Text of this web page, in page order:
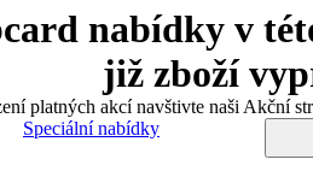
nabídky v
již zboží
platných akcí navštivte naši Akční
Speciální nabídky